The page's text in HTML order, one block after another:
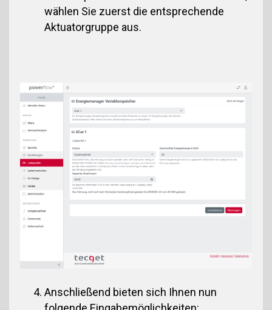
wählen Sie zuerst die entsprechende
Aktuatorgruppe aus.
Anschließend bieten sich Ihnen nun